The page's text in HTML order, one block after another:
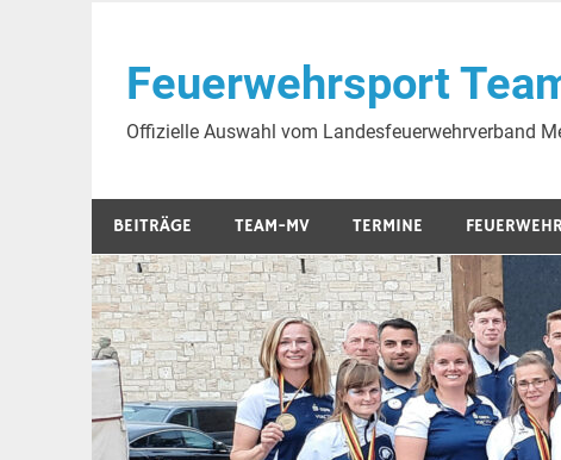
contentFeuerwehrsport
Offizielle Auswahl vom Landesfeuerwehrverband
BEITRÄGE TEAM-MV TERMINE